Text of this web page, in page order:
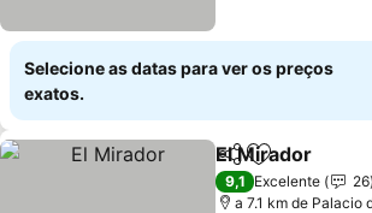
Selecione as datas para ver os preços
exatos.
PartilharAdicionar
El Mirador
9,1 Excelente
26
a 7.1 km de Palacio